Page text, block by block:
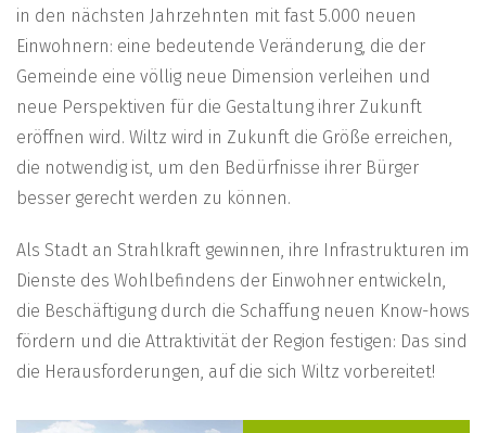
in den nächsten Jahrzehnten mit fast 5.000 neuen
Einwohnern: eine bedeutende Veränderung, die der
Gemeinde eine völlig neue Dimension verleihen und
neue Perspektiven für die Gestaltung ihrer Zukunft
eröffnen wird. Wiltz wird in Zukunft die Größe erreichen,
die notwendig ist, um den Bedürfnisse ihrer Bürger
besser gerecht werden zu können.
Als Stadt an Strahlkraft gewinnen, ihre Infrastrukturen im
Dienste des Wohlbefindens der Einwohner entwickeln,
die Beschäftigung durch die Schaffung neuen Know-hows
fördern und die Attraktivität der Region festigen: Das sind
die Herausforderungen, auf die sich Wiltz vorbereitet!